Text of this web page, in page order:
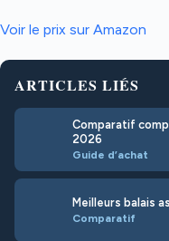
Voir le prix sur Amazon
ARTICLES LIÉS
Comparatif
2026
Guide d’achat
Meilleurs balais
Comparatif